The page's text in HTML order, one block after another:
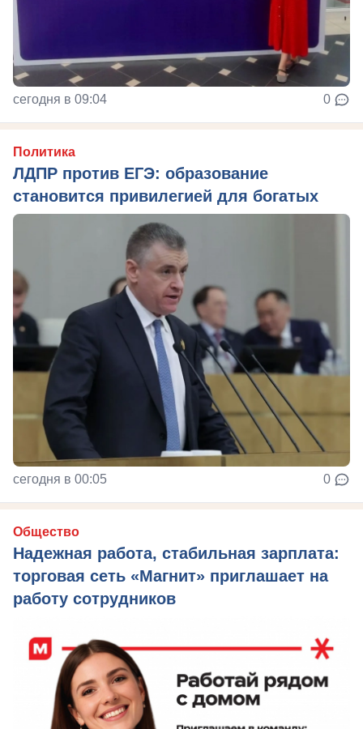
сегодня в 09:04 0
Политика
ЛДПР против ЕГЭ: образование
становится привилегией для богатых
сегодня в 00:05 0
Общество
Надежная работа, стабильная зарплата:
торговая сеть «Магнит» приглашает на
работу сотрудников